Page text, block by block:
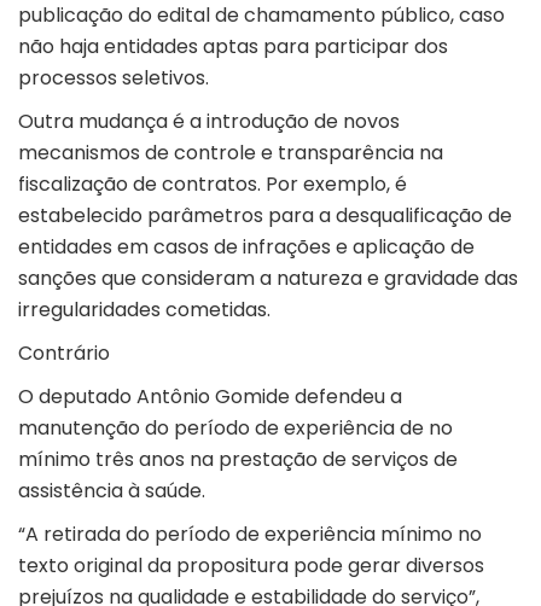
publicação do edital de chamamento público, caso
não haja entidades aptas para participar dos
processos seletivos.
Outra mudança é a introdução de novos
mecanismos de controle e transparência na
fiscalização de contratos. Por exemplo, é
estabelecido parâmetros para a desqualificação de
entidades em casos de infrações e aplicação de
sanções que consideram a natureza e gravidade das
irregularidades cometidas.
Contrário
O deputado Antônio Gomide defendeu a
manutenção do período de experiência de no
mínimo três anos na prestação de serviços de
assistência à saúde.
“A retirada do período de experiência mínimo no
texto original da propositura pode gerar diversos
prejuízos na qualidade e estabilidade do serviço”,